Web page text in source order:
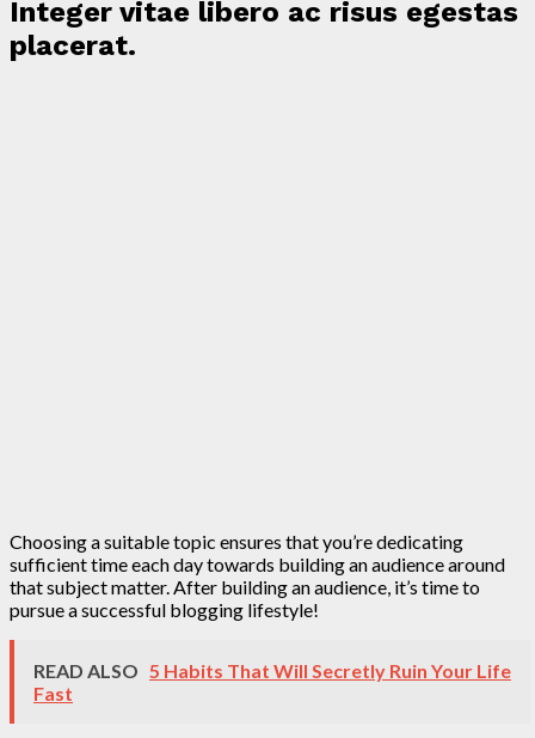
Integer vitae libero ac risus egestas
placerat.
Choosing a suitable topic ensures that you’re dedicating
sufficient time each day towards building an audience around
that subject matter. After building an audience, it’s time to
pursue a successful blogging lifestyle!
READ ALSO 5 Habits That Will Secretly Ruin Your Life
Fast